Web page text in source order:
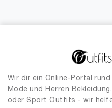
Wir dir ein Online-Portal
Mode und Herren
oder Sport Outfits - wir